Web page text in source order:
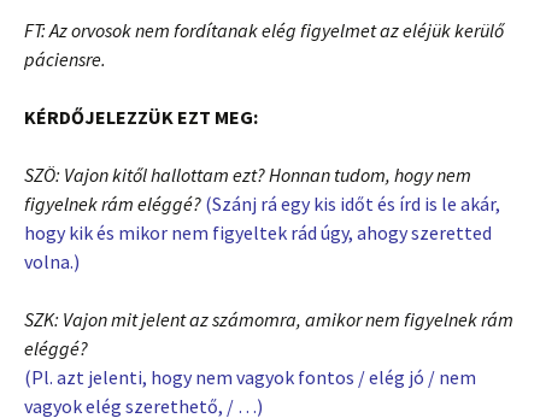
FT:Az orvosok nem fordítanak elég figyelmet az eléjük kerülő
páciensre.
KÉRDŐJELEZZÜK EZT MEG:
SZÖ: Vajon kitől hallottam ezt? Honnan tudom, hogy nem
figyelnek rám eléggé? (Szánj rá egy kis időt és írd is le akár,
hogy kik és mikor nem figyeltek rád úgy, ahogy szeretted
volna.)
SZK: Vajon mit jelent az számomra, amikor nem figyelnek rám
eléggé?
(Pl. azt jelenti, hogy nem vagyok fontos / elég jó / nem
vagyok elég szerethető, / …)